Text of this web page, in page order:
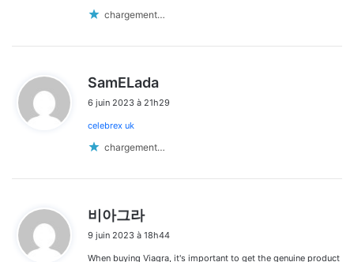
chargement…
SamELada
t
6 juin 2023 à 21h29
celebrex uk
chargement…
비아그라
t
9 juin 2023 à 18h44
When buying Viagra, it's important to get the genuine product